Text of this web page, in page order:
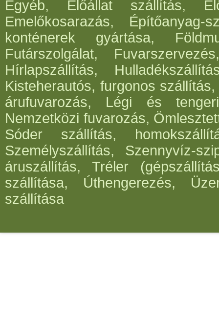
Egyéb, Élőállat szállítás,
Emelőkosarazás,
konténerek gyártása,
Futárszolgálat,
Hírlapszállítás,
Kisteherautós, furgonos
árufuvarozás, Légi és
Nemzetközi fuvarozás,
Sóder szállítás,
Személyszállítás, Szennyvíz-
áruszállítás, Tréler
szállítása, Úthengerezés,
szállítása